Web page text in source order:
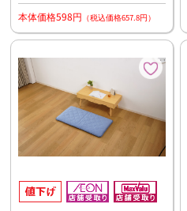
本体価格598円 （税込価格657.8円）